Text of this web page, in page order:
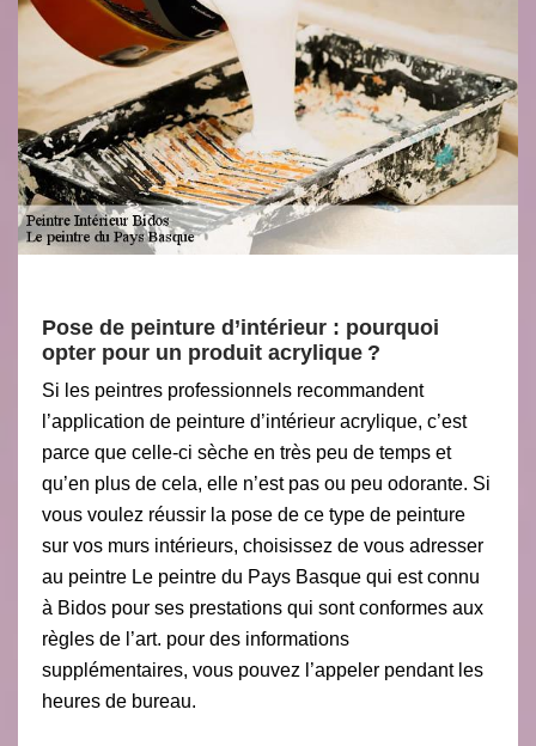
Pose de peinture d’intérieur : pourquoi
opter pour un produit acrylique ?
Si les peintres professionnels recommandent
l’application de peinture d’intérieur acrylique, c’est
parce que celle-ci sèche en très peu de temps et
qu’en plus de cela, elle n’est pas ou peu odorante. Si
vous voulez réussir la pose de ce type de peinture
sur vos murs intérieurs, choisissez de vous adresser
au peintre Le peintre du Pays Basque qui est connu
à Bidos pour ses prestations qui sont conformes aux
règles de l’art. pour des informations
supplémentaires, vous pouvez l’appeler pendant les
heures de bureau.